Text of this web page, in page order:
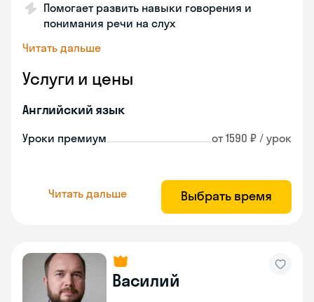
Помогает развить навыки говорения и
понимания речи на слух
Читать дальше
Услуги и цены
Английский язык
Уроки премиум от 1590 ₽ / урок
Читать дальше Выбрать время
Василий